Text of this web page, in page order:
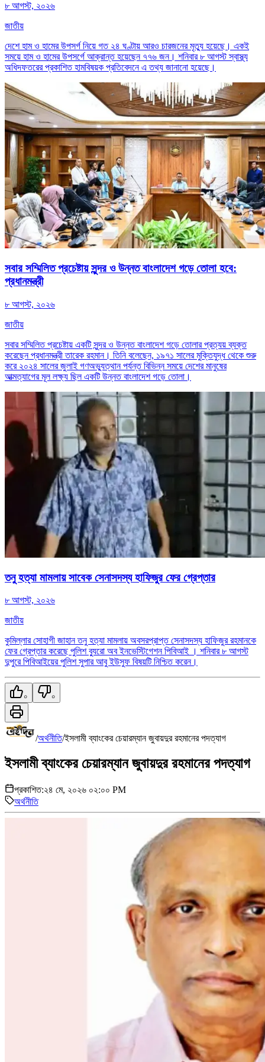
৮ আগস্ট, ২০২৬
জাতীয়
দেশে হাম ও হামের উপসর্গ নিয়ে গত ২৪ ঘণ্টায় আরও চারজনের মৃত্যু হয়েছে। একই
সময়ে হাম ও হামের উপসর্গে আক্রান্ত হয়েছেন ৭৭৬ জন। শনিবার ৮ আগস্ট স্বাস্থ্য
অধিদফতরের প্রকাশিত হামবিষয়ক প্রতিবেদনে এ তথ্য জানানো হয়েছে।
সবার সম্মিলিত প্রচেষ্টায় সুন্দর ও উন্নত বাংলাদেশ গড়ে তোলা হবে:
প্রধানমন্ত্রী
৮ আগস্ট, ২০২৬
জাতীয়
সবার সম্মিলিত প্রচেষ্টায় একটি সুন্দর ও উন্নত বাংলাদেশ গড়ে তোলার প্রত্যয় ব্যক্ত
করেছেন প্রধানমন্ত্রী তারেক রহমান। তিনি বলেছেন, ১৯৭১ সালের মুক্তিযুদ্ধ থেকে শুরু
করে ২০২৪ সালের জুলাই গণঅভ্যুত্থান পর্যন্ত বিভিন্ন সময়ে দেশের মানুষের
আত্মত্যাগের মূল লক্ষ্য ছিল একটি উন্নত বাংলাদেশ গড়ে তোলা।
তনু হত্যা মামলায় সাবেক সেনাসদস্য হাফিজুর ফের গ্রেপ্তার
৮ আগস্ট, ২০২৬
জাতীয়
কুমিল্লার সোহাগী জাহান তনু হত্যা মামলায় অবসরপ্রাপ্ত সেনাসদস্য হাফিজুর রহমানকে
ফের গ্রেপ্তার করেছে পুলিশ ব্যুরো অব ইনভেস্টিগেশন পিবিআই । শনিবার ৮ আগস্ট
দুপুরে পিবিআইয়ের পুলিশ সুপার আবু ইউসুফ বিষয়টি নিশ্চিত করেন।
০ ০
/অর্থনীতি/ইসলামী ব্যাংকের চেয়ারম্যান জুবায়দুর রহমানের পদত্যাগ
ইসলামী ব্যাংকের চেয়ারম্যান জুবায়দুর রহমানের পদত্যাগ
প্রকাশিত:২৪ মে, ২০২৬ ০২:০০ PM
অর্থনীতি